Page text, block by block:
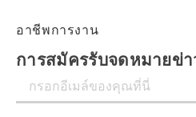
อาชีพการงาน
การสมัครรับจดหมายข่า